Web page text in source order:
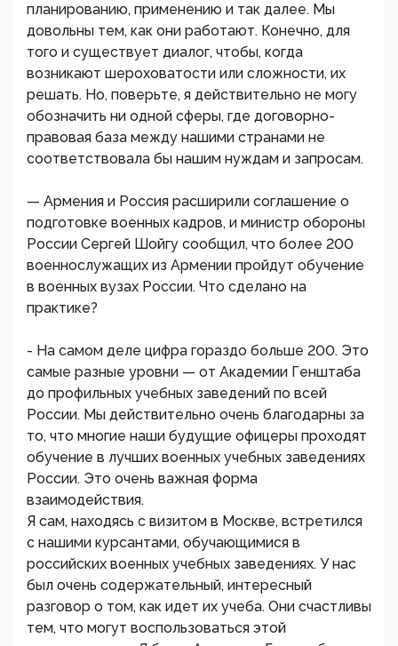
планированию, применению и так далее. Мы
довольны тем, как они работают. Конечно, для
того и существует диалог, чтобы, когда
возникают шероховатости или сложности, их
решать. Но, поверьте, я действительно не могу
обозначить ни одной сферы, где договорно-
правовая база между нашими странами не
соответствовала бы нашим нуждам и запросам.
— Армения и Россия расширили соглашение о
подготовке военных кадров, и министр обороны
России Сергей Шойгу сообщил, что более 200
военнослужащих из Армении пройдут обучение
в военных вузах России. Что сделано на
практике?
- На самом деле цифра гораздо больше 200. Это
самые разные уровни — от Академии Генштаба
до профильных учебных заведений по всей
России. Мы действительно очень благодарны за
то, что многие наши будущие офицеры проходят
обучение в лучших военных учебных заведениях
России. Это очень важная форма
взаимодействия.
Я сам, находясь с визитом в Москве, встретился
с нашими курсантами, обучающимися в
российских военных учебных заведениях. У нас
был очень содержательный, интересный
разговор о том, как идет их учеба. Они счастливы
тем, что могут воспользоваться этой